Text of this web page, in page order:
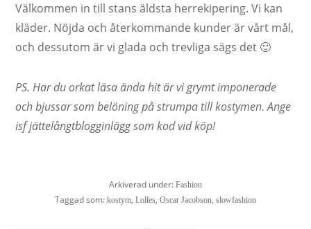
Välkommen in till stans äldsta herrekipering. Vi kan
kläder. Nöjda och återkommande kunder är vårt mål,
och dessutom är vi glada och trevliga sägs det 🙂
PS. Har du orkat läsa ända hit är vi grymt imponerade
och bjussar som belöning på strumpa till kostymen. Ange
isf jättelångtblogginlägg som kod vid köp!
Arkiverad under: Fashion
Taggad som: kostym, Lolles, Oscar Jacobson, slowfashion